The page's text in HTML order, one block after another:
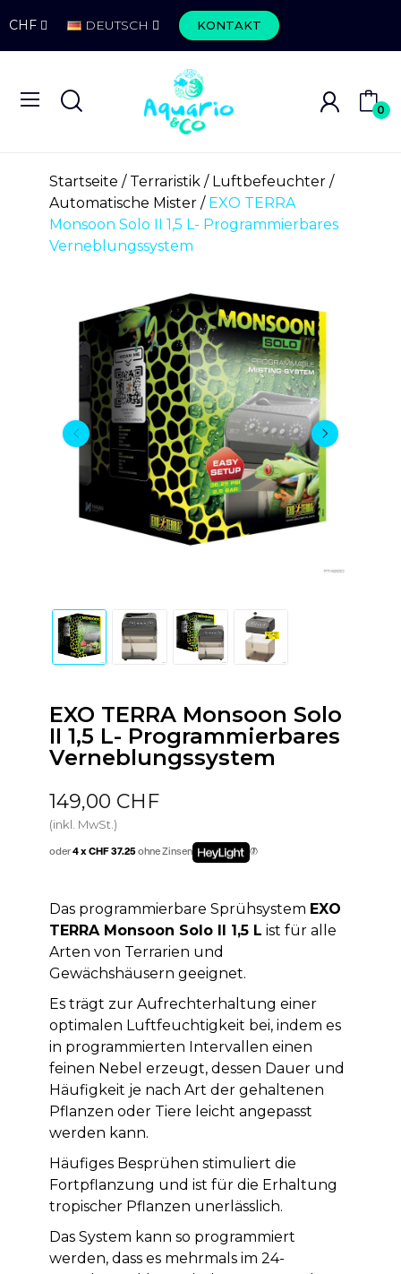
CHF DEUTSCH KONTAKT
0
Startseite Terraristik
Luftbefeuchter
Automatische Mister
EXO TERRA
Monsoon Solo II 1,5 L- Programmierbares
Verneblungssystem
EXO TERRA Monsoon Solo
II 1,5 L- Programmierbares
Verneblungssystem
149,00 CHF
(inkl. MwSt.)
oder4 x CHF 37.25ohne Zinsen
Das programmierbare Sprühsystem EXO
TERRA Monsoon Solo II 1,5 L ist für alle
Arten von Terrarien und
Gewächshäusern geeignet.
Es trägt zur Aufrechterhaltung einer
optimalen Luftfeuchtigkeit bei, indem es
in programmierten Intervallen einen
feinen Nebel erzeugt, dessen Dauer und
Häufigkeit je nach Art der gehaltenen
Pflanzen oder Tiere leicht angepasst
werden kann.
Häufiges Besprühen stimuliert die
Fortpflanzung und ist für die Erhaltung
tropischer Pflanzen unerlässlich.
Das System kann so programmiert
werden, dass es mehrmals im 24-